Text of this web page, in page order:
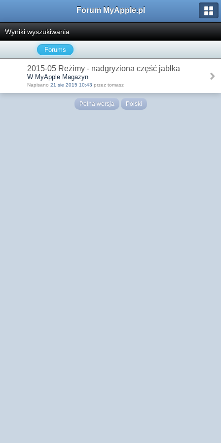
Forum MyApple.pl
Wyniki wyszukiwania
Forums
2015-05 Reżimy - nadgryziona część jabłka
W MyApple Magazyn
Napisano 21 sie 2015 10:43 przez tomasz
Pełna wersja Polski